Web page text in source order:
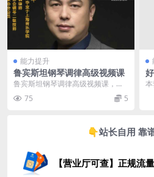
能力提升
鲁宾斯坦钢琴调律高级视频课
鲁宾斯坦钢琴调律高级视频课，专
为钢琴调律师和爱好者设计，深入
讲解调律原理、技术细...
75 5
👇站长自用 靠
【营业厅可查】正规流